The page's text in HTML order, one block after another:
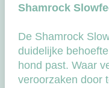
Shamrock
De Shamrock
duidelijke
hond past. Waar
veroorzaken door